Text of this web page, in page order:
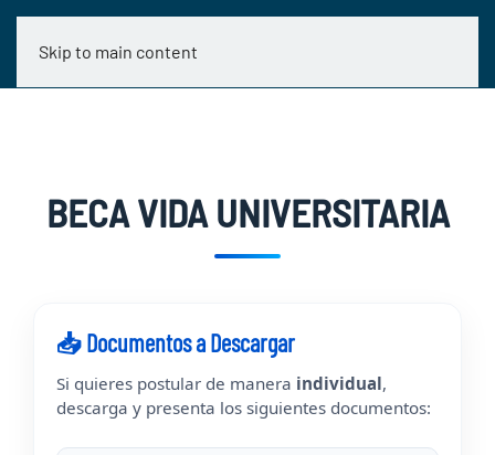
Skip to main content
BECA VIDA UNIVERSITARIA
📥 Documentos a Descargar
Si quieres postular de manera individual,
descarga y presenta los siguientes documentos: